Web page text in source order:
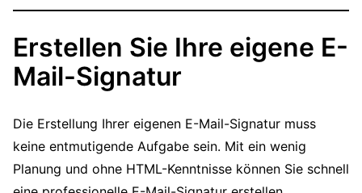
Erstellen Sie Ihre eigene E-
Mail-Signatur
Die Erstellung Ihrer eigenen E-Mail-Signatur muss
keine entmutigende Aufgabe sein. Mit ein wenig
Planung und ohne HTML-Kenntnisse können Sie schnell